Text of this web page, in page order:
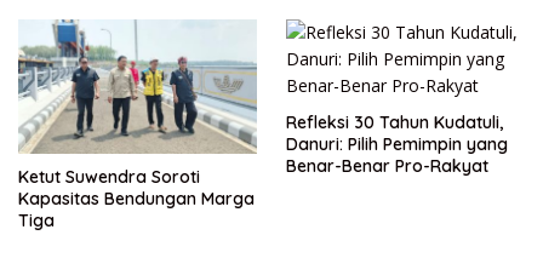
Ketut Suwendra Soroti
Kapasitas Bendungan Marga
Tiga
Refleksi 30 Tahun Kudatuli,
Danuri: Pilih Pemimpin yang
Benar-Benar Pro-Rakyat